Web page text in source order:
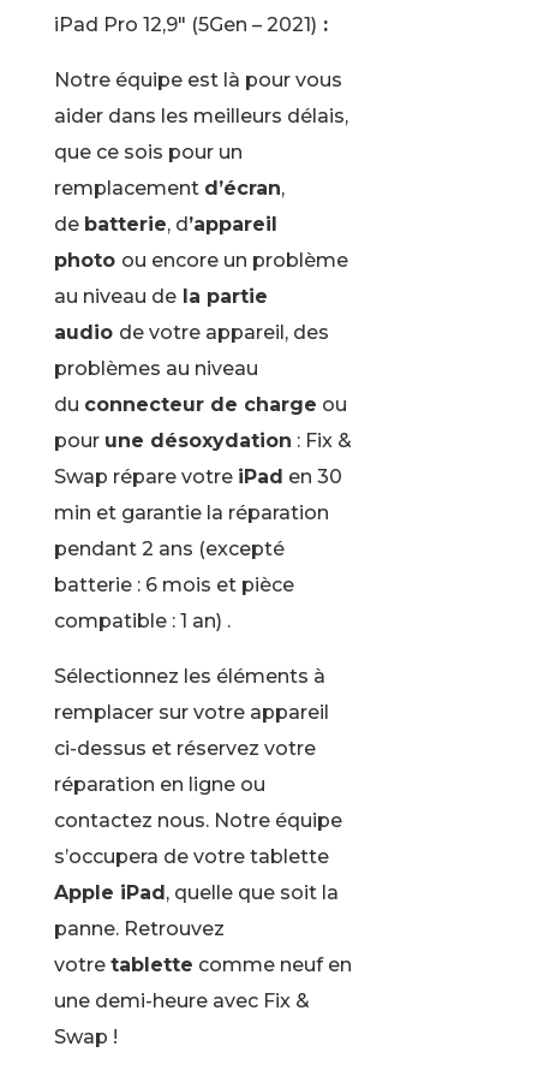
iPad Pro 12,9″ (5Gen – 2021) :
Notre équipe est là pour vous
aider dans les meilleurs délais,
que ce sois pour un
remplacement d’écran,
de batterie, d’appareil
photo ou encore un problème
au niveau dela partie
audio de votre appareil, des
problèmes au niveau
du connecteur de charge ou
pour une désoxydation : Fix &
Swap répare votre iPad en 30
min et garantie la réparation
pendant 2 ans (excepté
batterie : 6 mois et pièce
compatible : 1 an) .
Sélectionnez les éléments à
remplacer sur votre appareil
ci-dessus et réservez votre
réparation en ligne ou
contactez nous. Notre équipe
s’occupera de votre tablette
Apple iPad, quelle que soit la
panne. Retrouvez
votre tablette comme neuf en
une demi-heure avec Fix &
Swap !